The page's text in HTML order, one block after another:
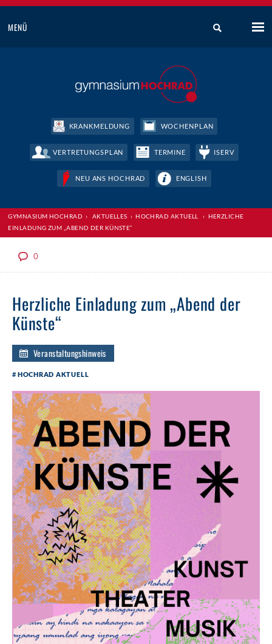
MENÜ
KRANKMELDUNG WOCHENPLAN
VERTRETUNGSPLAN TERMINE ISERV
NEU ANS HOCHRAD ENGLISH
GYMNASIUM HOCHRAD › AKTUELLES ›HOCHRAD AKTUELL › HERZLICHE
EINLADUNG ZUM „ABEND DER KÜNSTE“
0
Herzliche Einladung zum „Abend der
Künste“
Veranstaltungshinweis
HOCHRAD AKTUELL